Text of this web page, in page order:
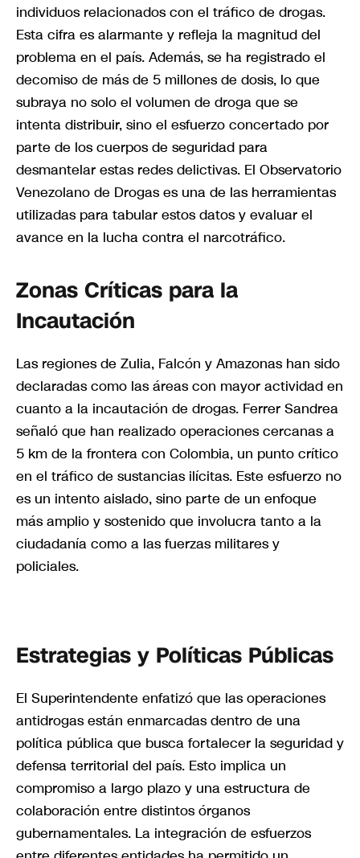
individuos relacionados con el tráfico de drogas.
Esta cifra es alarmante y refleja la magnitud del
problema en el país. Además, se ha registrado el
decomiso de más de 5 millones de dosis, lo que
subraya no solo el volumen de droga que se
intenta distribuir, sino el esfuerzo concertado por
parte de los cuerpos de seguridad para
desmantelar estas redes delictivas. El Observatorio
Venezolano de Drogas es una de las herramientas
utilizadas para tabular estos datos y evaluar el
avance en la lucha contra el narcotráfico.
Zonas Críticas para la
Incautación
Las regiones de Zulia, Falcón y Amazonas han sido
declaradas como las áreas con mayor actividad en
cuanto a la incautación de drogas. Ferrer Sandrea
señaló que han realizado operaciones cercanas a
5 km de la frontera con Colombia, un punto crítico
en el tráfico de sustancias ilícitas. Este esfuerzo no
es un intento aislado, sino parte de un enfoque
más amplio y sostenido que involucra tanto a la
ciudadanía como a las fuerzas militares y
policiales.
Estrategias y Políticas Públicas
El Superintendente enfatizó que las operaciones
antidrogas están enmarcadas dentro de una
política pública que busca fortalecer la seguridad y
defensa territorial del país. Esto implica un
compromiso a largo plazo y una estructura de
colaboración entre distintos órganos
gubernamentales. La integración de esfuerzos